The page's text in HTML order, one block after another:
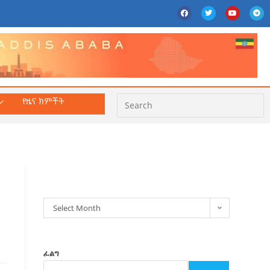
የዜና ክምችት
Select Month
ፈልግ